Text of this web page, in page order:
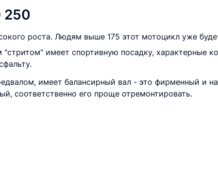
250
роста. Людям выше 175 этот мотоцикл уже
имеет спортивную посадку, характерные
имеет балансирный вал - это фирменный и
соответственно его проще отремонтировать.